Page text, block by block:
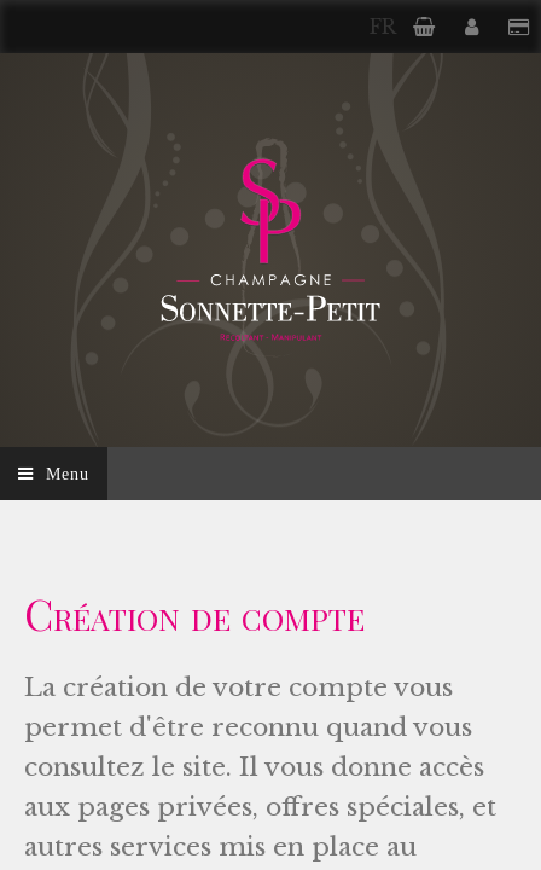
FR
Menu
Création de compte
La création de votre compte vous
permet d'être reconnu quand vous
consultez le site. Il vous donne accès
aux pages privées, offres spéciales, et
autres services mis en place au